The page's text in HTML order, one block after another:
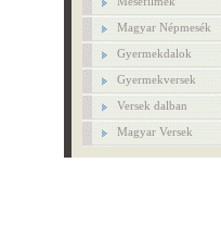
Magyar Népmesék
Gyermekdalok
Gyermekversek
Versek dalban
Magyar Versek